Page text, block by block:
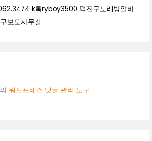
k톡ryboy3500 덕진구노래방알바
보도사무실
의워드프레스 댓글 관리 도구